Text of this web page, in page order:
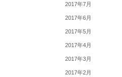
2017年7月
2017年6月
2017年5月
2017年4月
2017年3月
2017年2月